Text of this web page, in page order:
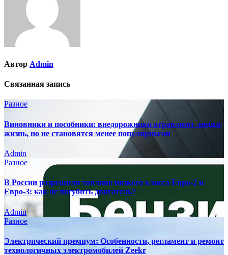
Автор Admin
Связанная запись
Разное
Виновники и пособники: внедорожники отравляют людям
жизнь, но не становятся менее популярными
Admin
Разное
В России разрешили топливо низкого класса Евро-2 и
Евро-3: как не погубить двигатель?
Admin
Разное
Электрический премиум: Особенности, регламент и ремонт
технологичных электромобилей Zeekr